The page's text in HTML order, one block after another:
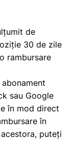
de
30 de zile
rambursare
sau Google
în mod direct
în
puteți